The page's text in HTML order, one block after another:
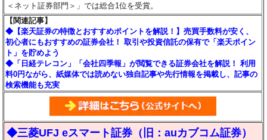
＜ネット証券部門＞」では総合1位を受賞。
【関連記事】
◆【楽天証券の特徴とおすすめポイントを解説！】売買手数料が安く、
初心者にもおすすめの証券会社！ 取引や投資信託の保有で「楽天ポイン
ト」を貯めよう
◆「日経テレコン」「会社四季報」が閲覧できる証券会社を解説！ 利用
料0円ながら、紙媒体では読めない独自記事や先行情報を掲載し、記事の
検索機能も充実
◆三菱UFJ eスマート証券（旧：auカブコム証券）